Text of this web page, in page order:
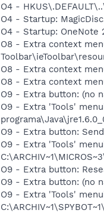
O4 -
O4 - Startup:
O4 - Startup: OneNote
O8 - Extra context
O8 - Extra context
O8 - Extra context
O9 - Extra button: (no
O9 - Extra 'Tools'
O9 - Extra button:
O9 - Extra 'Tools'
O9 - Extra button:
O9 - Extra button: (no
O9 - Extra 'Tools'